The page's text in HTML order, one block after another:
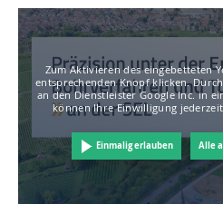
Zum Aktivieren des eingebetteten
entsprechenden Knopf klicken.
an den Dienstleister Google Inc. in
können Ihre Einwilligung
Einmalig erlauben Alle